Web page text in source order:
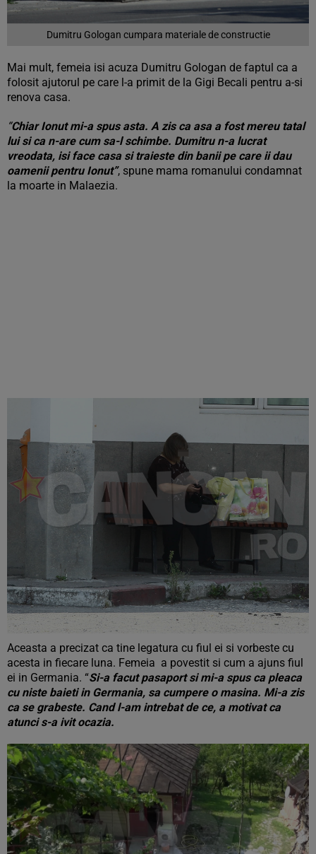
Dumitru Gologan cumpara materiale de constructie
Mai mult, femeia isi acuza Dumitru Gologan de faptul ca a
folosit ajutorul pe care l-a primit de la Gigi Becali pentru a-si
renova casa.
“Chiar Ionut mi-a spus asta. A zis ca asa a fost mereu tatal
lui si ca n-are cum sa-l schimbe. Dumitru n-a lucrat
vreodata, isi face casa si traieste din banii pe care ii dau
oamenii pentru Ionut”, spune mama romanului condamnat
la moarte in Malaezia.
Aceasta a precizat ca tine legatura cu fiul ei si vorbeste cu
acesta in fiecare luna. Femeia a povestit si cum a ajuns fiul
ei in Germania. “Si-a facut pasaport si mi-a spus ca pleaca
cu niste baieti in Germania, sa cumpere o masina. Mi-a zis
ca se grabeste. Cand l-am intrebat de ce, a motivat ca
atunci s-a ivit ocazia.